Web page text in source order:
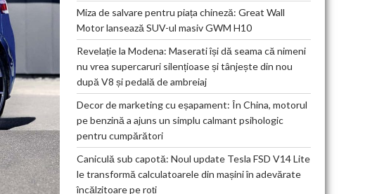
Miza de salvare pentru piața chineză: Great Wall
Motor lansează SUV-ul masiv GWM H10
Revelație la Modena: Maserati își dă seama că nimeni
nu vrea supercaruri silențioase și tânjește din nou
după V8 și pedală de ambreiaj
Decor de marketing cu eșapament: În China, motorul
pe benzină a ajuns un simplu calmant psihologic
pentru cumpărători
Caniculă sub capotă: Noul update Tesla FSD V14 Lite
le transformă calculatoarele din mașini în adevărate
încălzitoare pe roți